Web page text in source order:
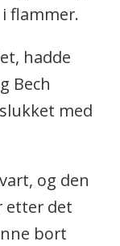
flammer.
hadde
Bech
med
og den
etter det
bort